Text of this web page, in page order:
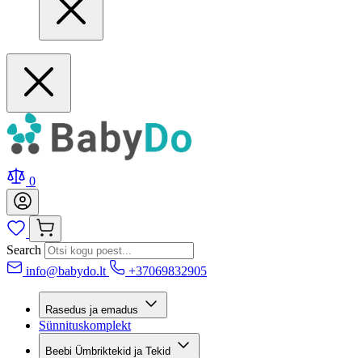
0
Search
info@babydo.lt
+37069832905
Rasedus ja emadus
Sünnituskomplekt
Beebi Ümbriktekid ja Tekid